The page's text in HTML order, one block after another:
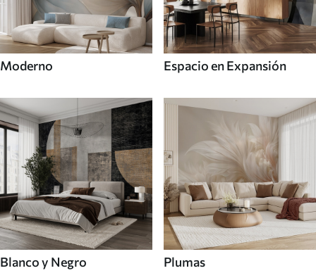
Moderno Espacio en Expansión
Blanco y Negro Plumas